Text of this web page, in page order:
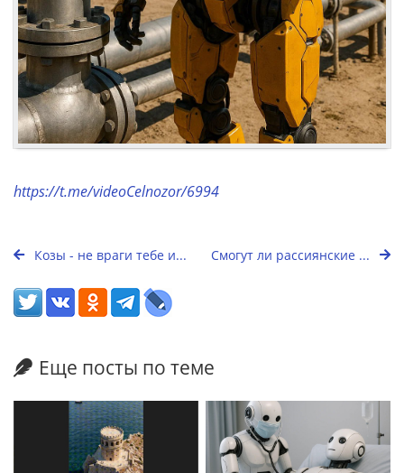
https://t.me/videoCelnozor/6994
Козы - не враги тебе и... Смогут ли рассиянские ...
Еще посты по теме